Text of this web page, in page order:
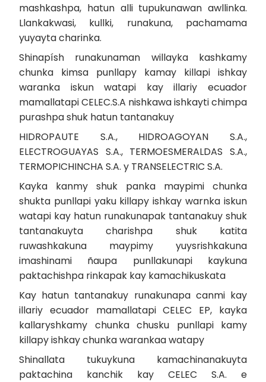
mashkashpa, hatun alli tupukunawan awllinka.
Llankakwasi, kullki, runakuna, pachamama
yuyayta charinka.
Shinapísh runakunaman willayka kashkamy
chunka kimsa punllapy kamay killapi ishkay
waranka iskun watapi kay illariy ecuador
mamallatapi CELEC.S.A nishkawa ishkayti chimpa
purashpa shuk hatun tantanakuy
HIDROPAUTE S.A., HIDROAGOYAN S.A.,
ELECTROGUAYAS S.A., TERMOESMERALDAS S.A.,
TERMOPICHINCHA S.A. y TRANSELECTRIC S.A.
Kayka kanmy shuk panka maypimi chunka
shukta punllapi yaku killapy ishkay warnka iskun
watapi kay hatun runakunapak tantanakuy shuk
tantanakuyta charishpa shuk katita
ruwashkakuna maypimy yuysrishkakuna
imashinami ñaupa punllakunapi kaykuna
paktachishpa rinkapak kay kamachikuskata
Kay hatun tantanakuy runakunapa canmi kay
illariy ecuador mamallatapi CELEC EP, kayka
kallaryshkamy chunka chusku punllapi kamy
killapy ishkay chunka warankaa watapy
Shinallata tukuykuna kamachinanakuyta
paktachina kanchik kay CELEC S.A. e